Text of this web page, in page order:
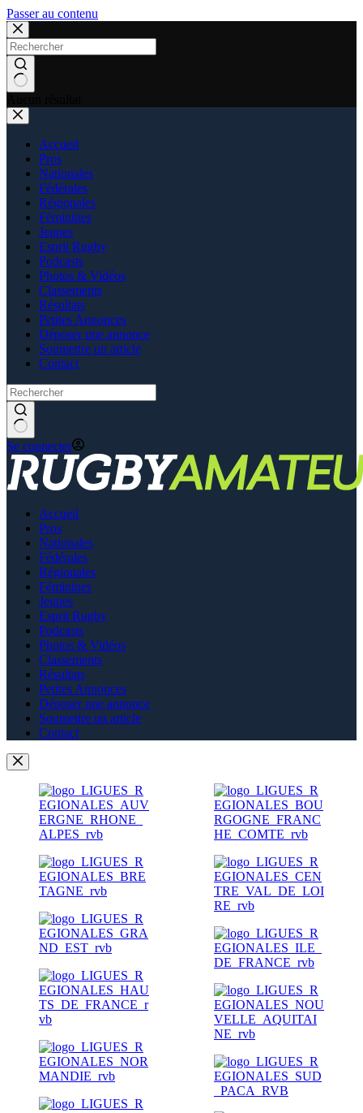
Passer au contenu
Accueil
Pros
Nationales
Fédérales
Régionales
Féminines
Jeunes
Esprit Rugby
Podcasts
Photos & Vidéos
Classements
Résultats
Petites Annonces
Déposer une annonce
Soumettre un article
Contact
Se connecter
Accueil
Pros
Nationales
Fédérales
Régionales
Féminines
Jeunes
Esprit Rugby
Podcasts
Photos & Vidéos
Classements
Résultats
Petites Annonces
Déposer une annonce
Soumettre un article
Contact